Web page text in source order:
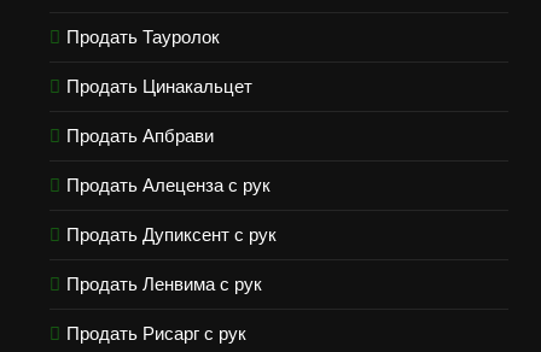
Продать Тауролок
Продать Цинакальцет
Продать Апбрави
Продать Алеценза с рук
Продать Дупиксент с рук
Продать Ленвима с рук
Продать Рисарг с рук